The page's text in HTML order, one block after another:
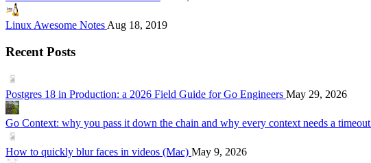
Linux Awesome Notes Aug 18, 2019
Recent Posts
Postgres 18 in Production: a 2026 Field Guide for Go Engineers May 29, 2026
Go Context: why you pass it down the chain and why every context needs a timeout
How to quickly blur faces in videos (Mac) May 9, 2026